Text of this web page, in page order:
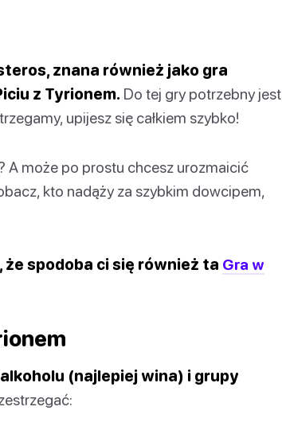
znana również jako gra
z Tyrionem. Do tej gry potrzebny jest
upijesz się całkiem szybko!
A może po prostu chcesz urozmaicić
kto nadąży za szybkim dowcipem,
spodoba ci się również ta Gra w
(najlepiej wina) i grupy